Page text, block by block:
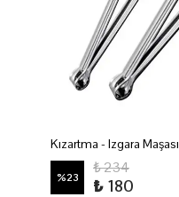
Kızartma - Izgara Maşası
%23
₺ 234
₺ 180